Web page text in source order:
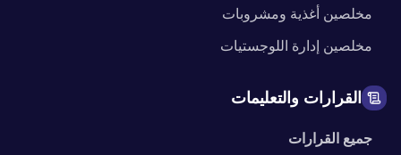
مخلصين أغذية ومشروبات
مخلصين إدارة اللوجستيات
القرارات والتعليمات
جميع القرارات